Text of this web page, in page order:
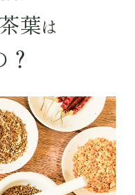
緑茶
中国茶
茶葉は